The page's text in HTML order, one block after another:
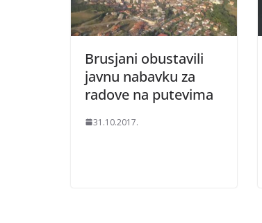
Brusjani obustavili
javnu nabavku za
radove na putevima
31.10.2017.